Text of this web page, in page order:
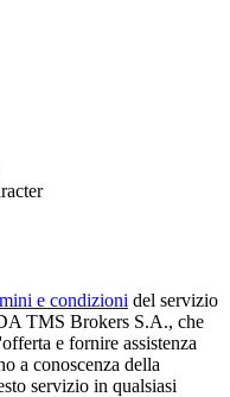
e condizioni del servizio
TMS Brokers S.A., che
e fornire assistenza
a conoscenza della
servizio in qualsiasi